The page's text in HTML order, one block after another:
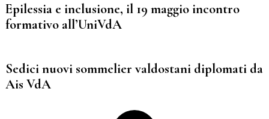
Epilessia e inclusione, il 19 maggio incontro
formativo all’UniVdA
Sedici nuovi sommelier valdostani diplomati da
Ais VdA